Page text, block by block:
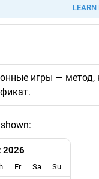
LEARN
игры — метод,
2026
Fr Sa Su